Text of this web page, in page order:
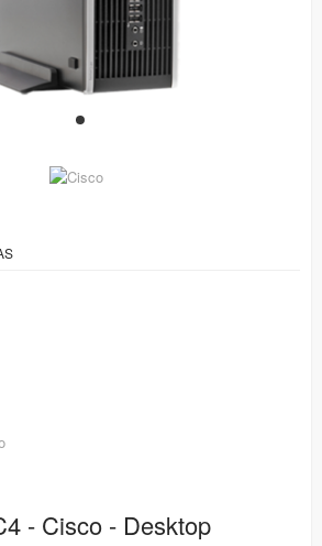
- Cisco - Desktop